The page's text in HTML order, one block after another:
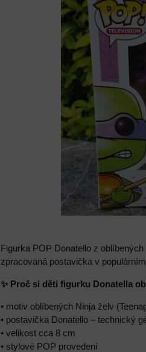
Figurka POP Donatello z
zpracovaná postavička v
✨ Proč si děti figurku Donatella
• motiv oblíbených Ninja želv
• postavička Donatello – technický
• velikost cca 8 cm
• stylové POP provedení